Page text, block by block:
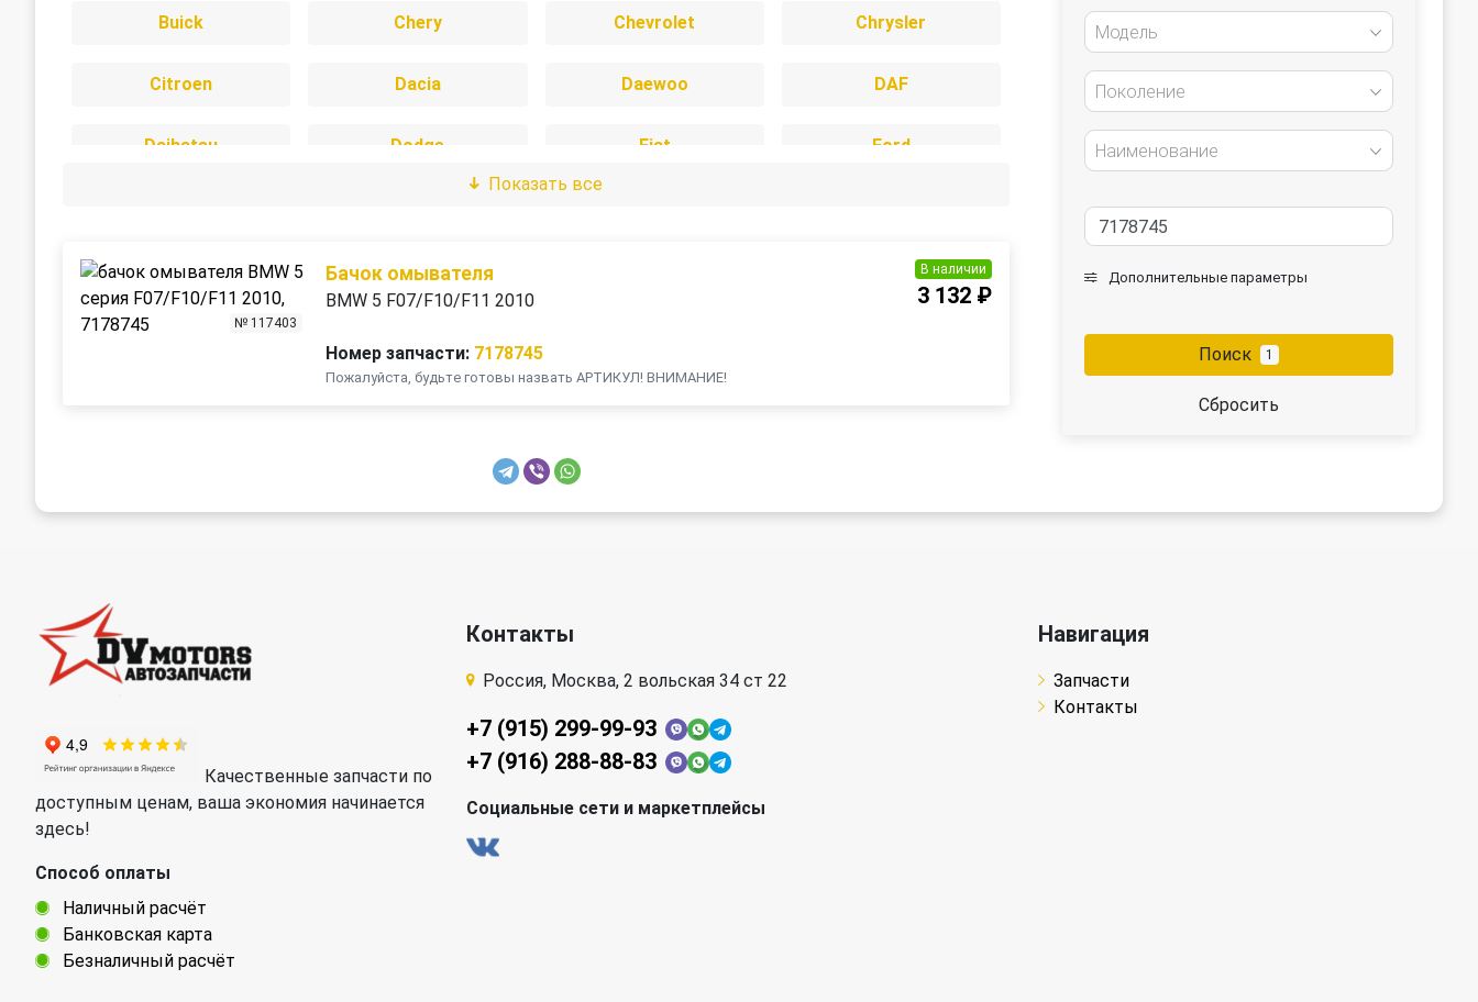
Buick Chery Chevrolet Chrysler
Citroen Dacia Daewoo DAF
Daihatsu Dodge Fiat Ford
Infiniti Isuzu Jaguar
Lexus
Opel Peugeot Porsche Renault
Volvo
Показать все
№ 117403
Бачок омывателя
BMW 5 F07/F10/F11 2010
Номер запчасти: 7178745
Пожалуйста, будьте готовы назвать АРТИКУЛ! ВНИМАНИЕ!
В наличии
3 132 ₽
Модель
Поколение
Наименование
Дополнительные параметры
Поиск 1
Сбросить
Качественные запчасти по
доступным ценам, ваша экономия начинается
здесь!
Способ оплаты
Наличный расчёт
Банковская карта
Безналичный расчёт
Контакты
Россия, Москва, 2 вольская 34 ст 22
+7 (915) 299-99-93
+7 (916) 288-88-83
Социальные сети и маркетплейсы
Навигация
Запчасти
Контакты